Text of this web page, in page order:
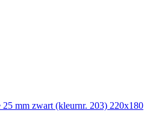
mm zwart (kleurnr. 203) 220x180